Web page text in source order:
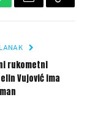
Email Copy
rukometni
Vujović ima